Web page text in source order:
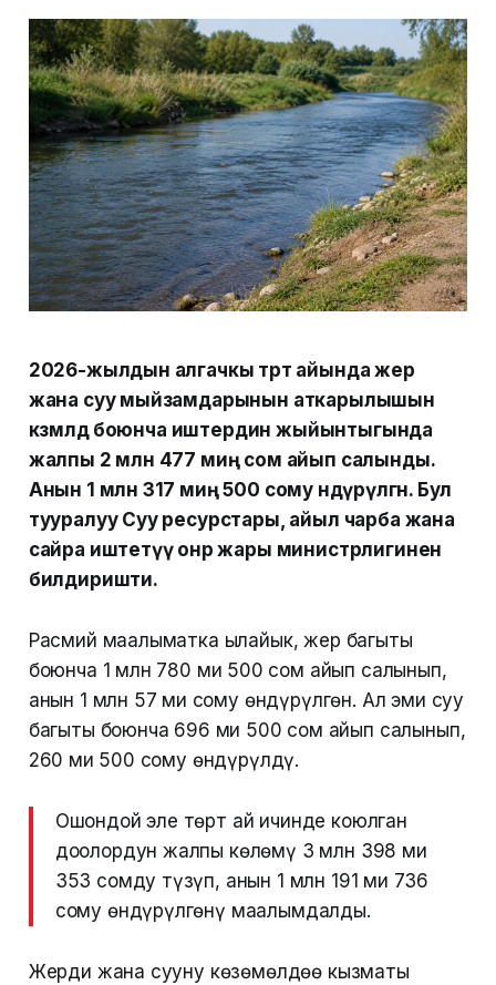
2026-жылдын алгачкы төрт айында жер
жана суу мыйзамдарынын аткарылышын
көзөмөлдөө боюнча иштердин жыйынтыгында
жалпы 2 млн 477 миң сом айып салынды.
Анын 1 млн 317 миң 500 сому өндүрүлгөн. Бул
тууралуу Суу ресурстары, айыл чарба жана
сайра иштетүү онөр жары министрлигинен
билдиришти.
Расмий маалыматка ылайык, жер багыты
боюнча 1 млн 780 миң 500 сом айып салынып,
анын 1 млн 57 миң сому өндүрүлгөн. Ал эми суу
багыты боюнча 696 миң 500 сом айып салынып,
260 миң 500 сому өндүрүлдү.
Ошондой эле төрт ай ичинде коюлган
доолордун жалпы көлөмү 3 млн 398 миң
353 сомду түзүп, анын 1 млн 191 миң 736
сому өндүрүлгөнү маалымдалды.
Жерди жана сууну көзөмөлдөө кызматы